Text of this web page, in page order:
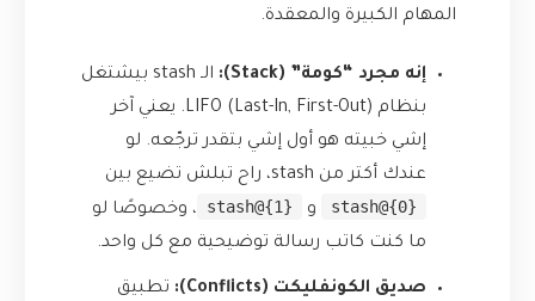
المهام الكبيرة والمعقدة.
إنه مجرد “كومة” (Stack):
الـ stash بيشتغل
بنظام LIFO (Last-In, First-Out). يعني آخر
إشي خبيته هو أول إشي بتقدر ترجّعه. لو
عندك أكتر من stash، راح تبلش تضيع بين
stash@{0}
و stash@{1}
، وخصوصًا لو
ما كنت كاتب رسالة توضيحية مع كل واحد.
صديق الكونفليكت (Conflicts):
تطبيق